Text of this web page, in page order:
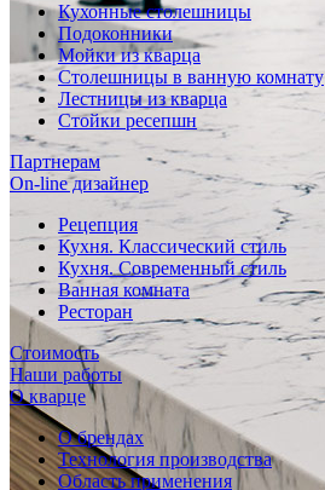
Кухонные столешницы
Подоконники
Мойки из кварца
Столешницы в ванную комнату
Лестницы из кварца
Стойки ресепшн
Партнерам
On-line дизайнер
Рецепция
Кухня. Классический стиль
Кухня. Современный стиль
Ванная комната
Ресторан
Стоимость
Наши работы
О кварце
О брендах
Технология производства
Область применения